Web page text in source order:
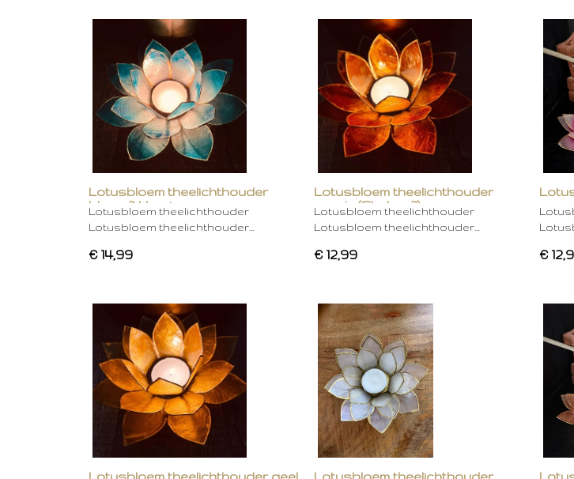
Lotusbloem theelichthouder
blauw 2 kleurig
Lotusbloem theelichthouder
Lotusbloem theelichthouder…
€ 14,99
Lotusbloem theelichthouder
oranje (Chakra 2)
Lotusbloem theelichthouder
Lotusbloem theelichthouder…
€ 12,99
rose
€
Lotusbloem theelichthouder geel
Lotusbloem theelichthouder